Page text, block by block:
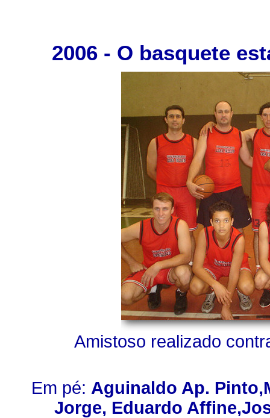
2006 - O basquete
Amistoso realizado
Em pé: Aguinaldo Ap.
Jorge, Eduardo